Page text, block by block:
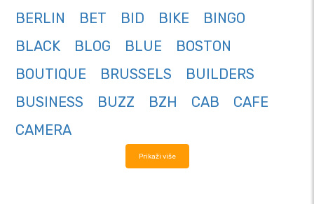
BERLIN
BET BID BIKE
BINGO
BLACK
BLOG BLUE
BOSTON
BOUTIQUE
BRUSSELS
BUILDERS
BUSINESS
BUZZ BZH CAB
CAFE
CAMERA
Prikaži više